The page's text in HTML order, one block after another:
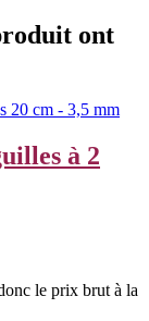
ont
à 2
le prix brut à la